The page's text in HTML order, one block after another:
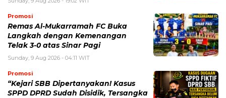
Promosi
Remas Al-Mukarramah FC Buka
Langkah dengan Kemenangan
Telak 3-0 atas Sinar Pagi
Sunday, 9 Aug 2026 - 04:11 WIT
Promosi
“Kejari SBB Dipertanyakan! Kasus
SPPD DPRD Sudah Disidik, Tersangka